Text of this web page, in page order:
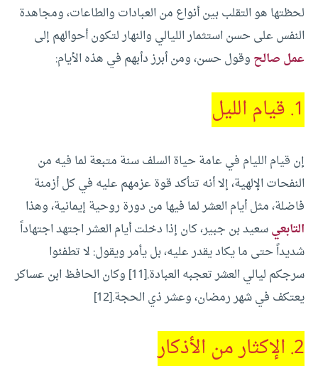
لحظتها هو التقلب بين أنواع من العبادات والطاعات، ومجاهدة
النفس على حسن استثمار الليالي والنهار لتكون أحوالهم إلى
عمل صالح وقول حسن، ومن أبرز دأبهم في هذه الأيام:
1. قيام الليل
إن قيام الليام في عامة حياة السلف سنة متبعة لما فيه من
النفحات الإلهية، إلا أنه تتأكد قوة عزمهم عليه في كل أزمنة
فاضلة، مثل أيام العشر لما فيها من دورة روحية إيمانية، وهذا
التابعيسعيد بن جبير، كان إذا دخلت أيام العشر اجتهد اجتهاداً
شديداً حتى ما يكاد يقدر عليه، بل يأمر ويقول: لا تطفئوا
سرجكم ليالي العشر تعجبه العبادة.[11] وكان الحافظ ابن عساكر
يعتكف في شهر رمضان، وعشر ذي الحجة.[12]
2. الإكثار من الأذكار